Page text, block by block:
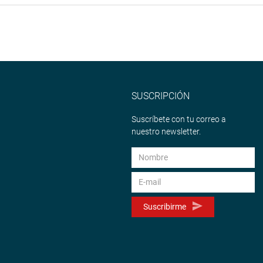
realicen prácticas especializadas en mineralurgia,
mineros, comunidades locales y empresas
Nacional del Altiplano en la formación de profesionales
aplicada. Además, resalta que la casa de estudios ha
ambiental, minería informal, inteligencia artificial
SUSCRIPCIÓN
Suscríbete con tu correo a
nuestro newsletter.
Suscribirme